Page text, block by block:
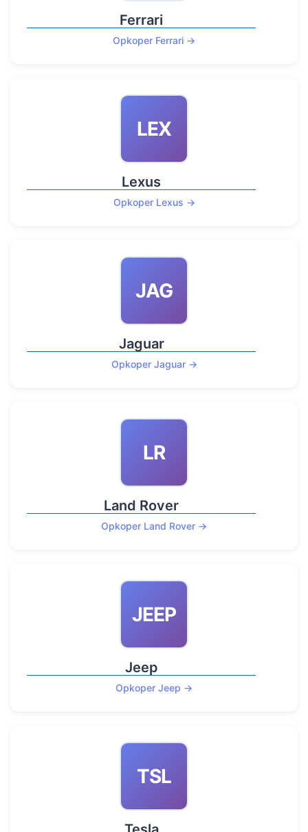
Ferrari
Opkoper Ferrari →
LEX
Lexus
Opkoper Lexus →
JAG
Jaguar
Opkoper Jaguar →
LR
Land Rover
Opkoper Land Rover →
JEEP
Jeep
Opkoper Jeep →
TSL